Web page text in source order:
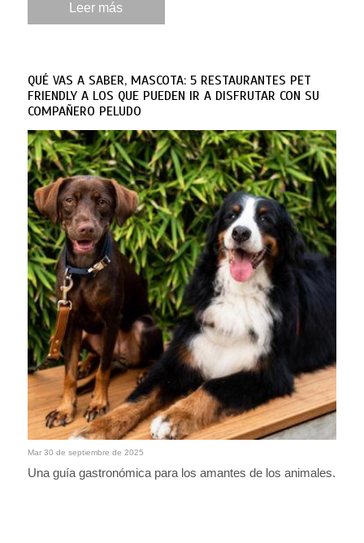
Leer más
QUÉ VAS A SABER, MASCOTA: 5 RESTAURANTES PET
FRIENDLY A LOS QUE PUEDEN IR A DISFRUTAR CON SU
COMPAÑERO PELUDO
Mar 30 de septiembre de 2025
Una guía gastronómica para los amantes de los animales.